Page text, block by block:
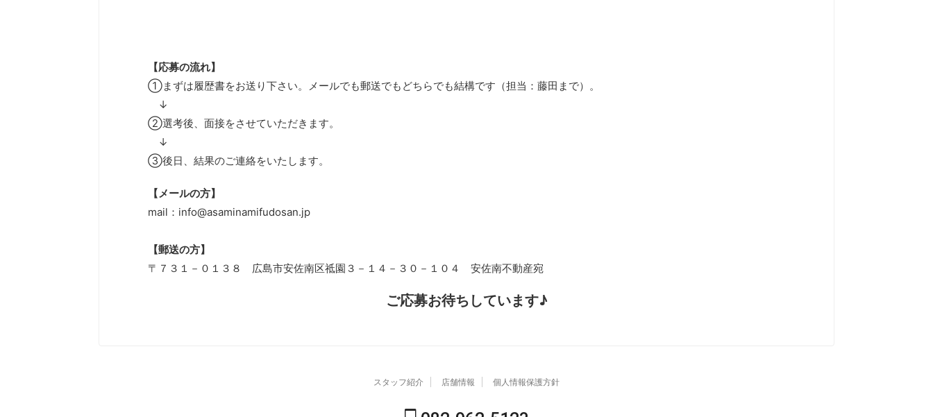
【応募の流れ】
①まずは履歴書をお送り下さい。メールでも郵送でもどちらでも結構です（担当：藤田まで）。
↓
②選考後、面接をさせていただきます。
↓
③後日、結果のご連絡をいたします。
【メールの方】
mail：info@asaminamifudosan.jp
【郵送の方】
〒７３１－０１３８ 広島市安佐南区祗園３－１４－３０－１０４ 安佐南不動産宛
ご応募お待ちしています♪
スタッフ紹介 店舗情報 個人情報保護方針